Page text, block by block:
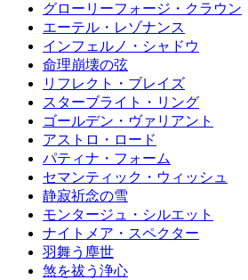
グローリーフォージ・クラウン
エーテル・レゾナンス
インフェルノ・シャドウ
命理崩壊の弦
リフレクト・ブレイズ
スターブライト・リング
ゴールデン・ヴァリアント
アストロ・ロード
パティナ・フォーム
セマンティック・ウィッシュ
静寂祈念の雪
モンタージュ・シルエット
ナイトメア・スペクター
羽舞う塵世
煞を祓う浄心